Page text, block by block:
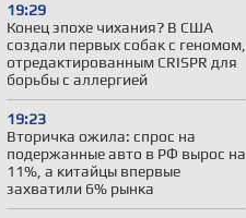
19:29
Конец эпохе чихания? В США
создали первых собак с геномом,
отредактированным CRISPR для
борьбы с аллергией
19:23
Вторичка ожила: спрос на
подержанные авто в РФ вырос на
11%, а китайцы впервые
захватили 6% рынка